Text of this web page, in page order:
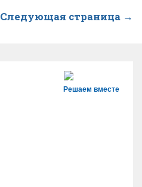
Следующая страница →
Решаем вместе